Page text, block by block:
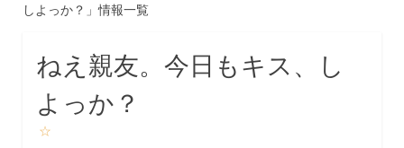
しよっか？」情報一覧
ねえ親友。今日もキス、し
よっか？
☆